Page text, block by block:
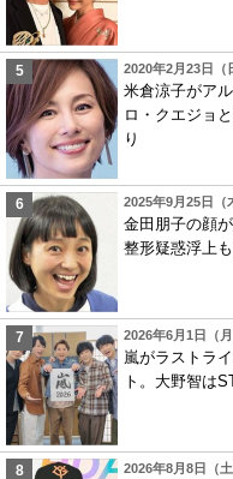
2020年2月23日（
米倉涼子がア
ロ・クエジョ
り
2025年9月25日（
金田朋子の顔
整形疑惑浮上
2026年6月1日（
嵐がラストラ
ト。大野智は
2026年8月8日（